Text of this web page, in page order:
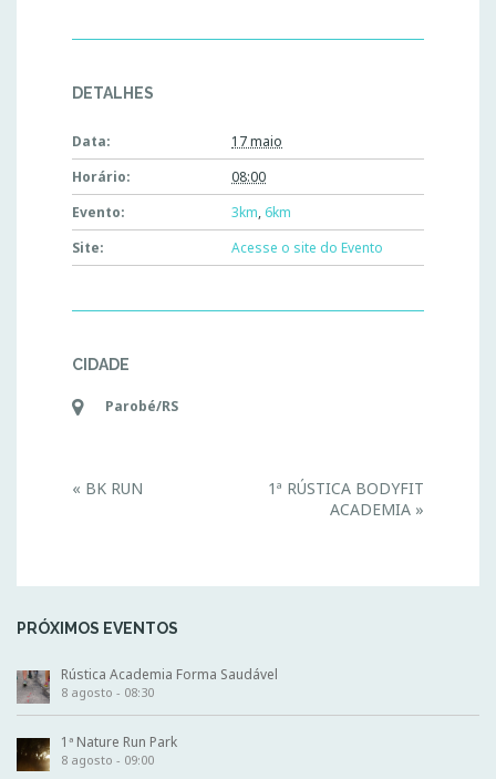
DETALHES
Data:
17 maio
Horário:
08:00
Evento:
3km, 6km
Site:
Acesse o site do Evento
CIDADE
Parobé/RS
v
g
t
i
o
« BK RUN
1ª RÚSTICA BODYFIT
ACADEMIA »
PRÓXIMOS EVENTOS
Rústica Academia Forma Saudável
8 agosto - 08:30
1ª Nature Run Park
8 agosto - 09:00